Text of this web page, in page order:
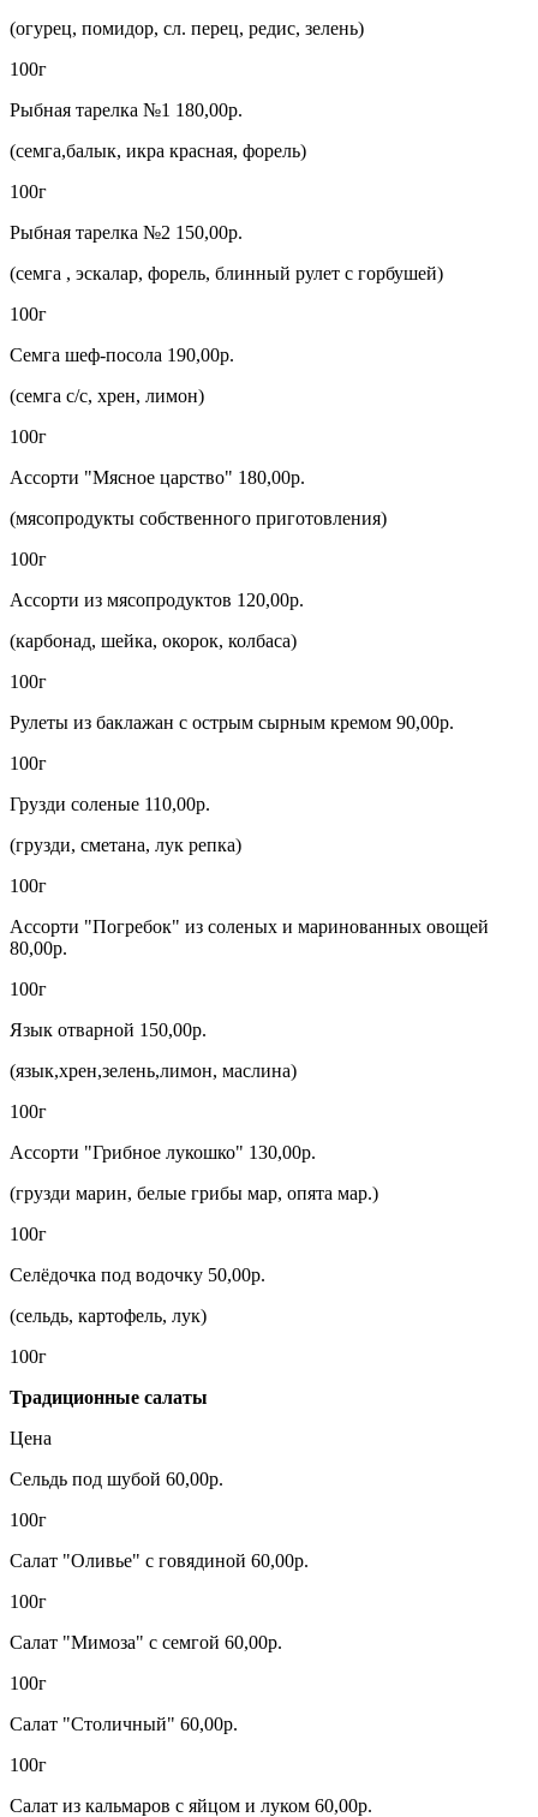
(огурец, помидор, сл. перец, редис, зелень)
100г
Рыбная тарелка №1 180,00р.
(семга,балык, икра красная, форель)
100г
Рыбная тарелка №2 150,00р.
(семга , эскалар, форель, блинный рулет с горбушей)
100г
Семга шеф-посола 190,00р.
(семга с/с, хрен, лимон)
100г
Ассорти "Мясное царство" 180,00р.
(мясопродукты собственного приготовления)
100г
Ассорти из мясопродуктов 120,00р.
(карбонад, шейка, окорок, колбаса)
100г
Рулеты из баклажан с острым сырным кремом 90,00р.
100г
Грузди соленые 110,00р.
(грузди, сметана, лук репка)
100г
Ассорти "Погребок" из соленых и маринованных овощей
80,00р.
100г
Язык отварной 150,00р.
(язык,хрен,зелень,лимон, маслина)
100г
Ассорти "Грибное лукошко" 130,00р.
(грузди марин, белые грибы мар, опята мар.)
100г
Селёдочка под водочку 50,00р.
(сельдь, картофель, лук)
100г
Традиционные салаты
Цена
Сельдь под шубой 60,00р.
100г
Салат "Оливье" с говядиной 60,00р.
100г
Салат "Мимоза" с семгой 60,00р.
100г
Салат "Столичный" 60,00р.
100г
Салат из кальмаров с яйцом и луком 60,00р.